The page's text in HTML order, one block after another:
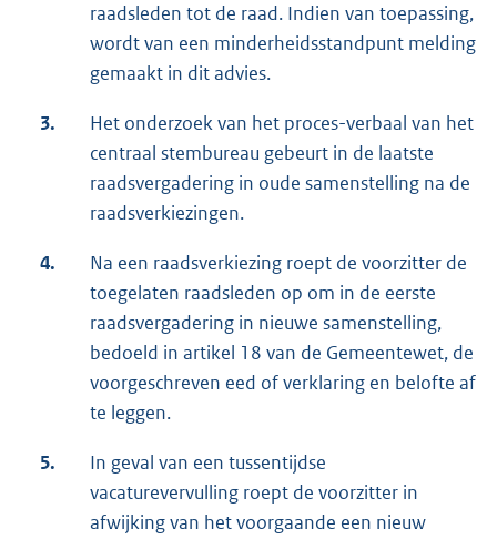
raadsleden tot de raad. Indien van toepassing,
wordt van een minderheidsstandpunt melding
gemaakt in dit advies.
3.
Het onderzoek van het proces-verbaal van het
centraal stembureau gebeurt in de laatste
raadsvergadering in oude samenstelling na de
raadsverkiezingen.
4.
Na een raadsverkiezing roept de voorzitter de
toegelaten raadsleden op om in de eerste
raadsvergadering in nieuwe samenstelling,
bedoeld in artikel 18 van de Gemeentewet, de
voorgeschreven eed of verklaring en belofte af
te leggen.
5.
In geval van een tussentijdse
vacaturevervulling roept de voorzitter in
afwijking van het voorgaande een nieuw